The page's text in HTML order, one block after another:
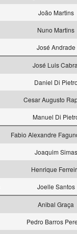
João Martins
Nuno Martins
José Andrade
José Luis
Daniel Di
Cesar Augusto
Manuel Di
Fabio Alexandre
Joaquim Simas
Henrique
Joelle Santos
Anibal Graça
Pedro Barros